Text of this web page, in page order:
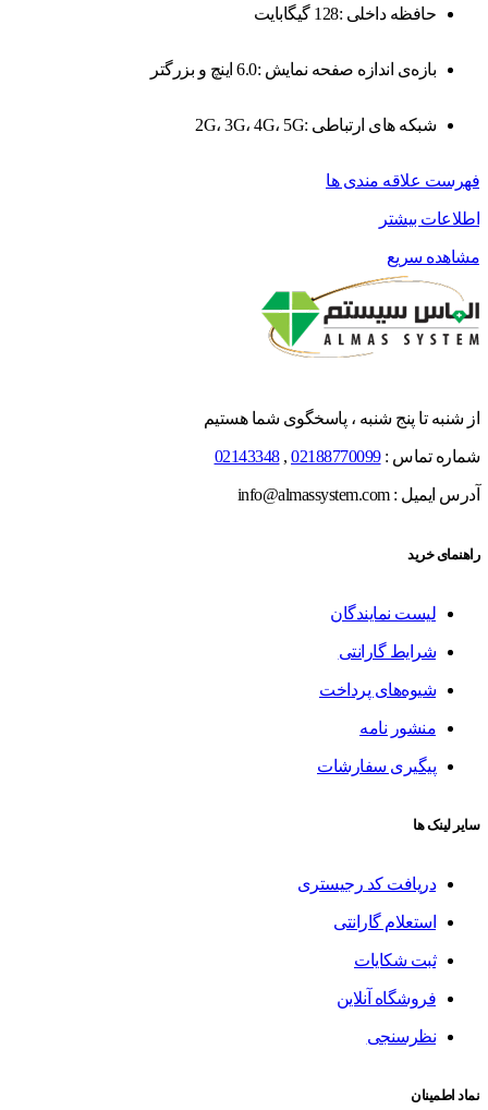
حافظه داخلی :128 گیگابایت
بازه‌ی اندازه صفحه نمایش :6.0 اینچ و بزرگتر
شبکه های ارتباطی :2G، 3G، 4G، 5G
فهرست علاقه مندی ها
اطلاعات بیشتر
مشاهده سریع
از شنبه تا پنج شنبه ، پاسخگوی شما هستیم
شماره تماس :02188770099
,
02143348
آدرس ایمیل : info@almassystem.com
راهنمای خرید
لیست نمایندگان
شرایط گارانتی
شیوه‌های پرداخت
منشور نامه
پیگیری سفارشات
سایر لینک ها
دریافت کد رجیستری
استعلام گارانتی
ثبت شکایات
فروشگاه آنلاین
نظرسنجی
نماد اطمینان